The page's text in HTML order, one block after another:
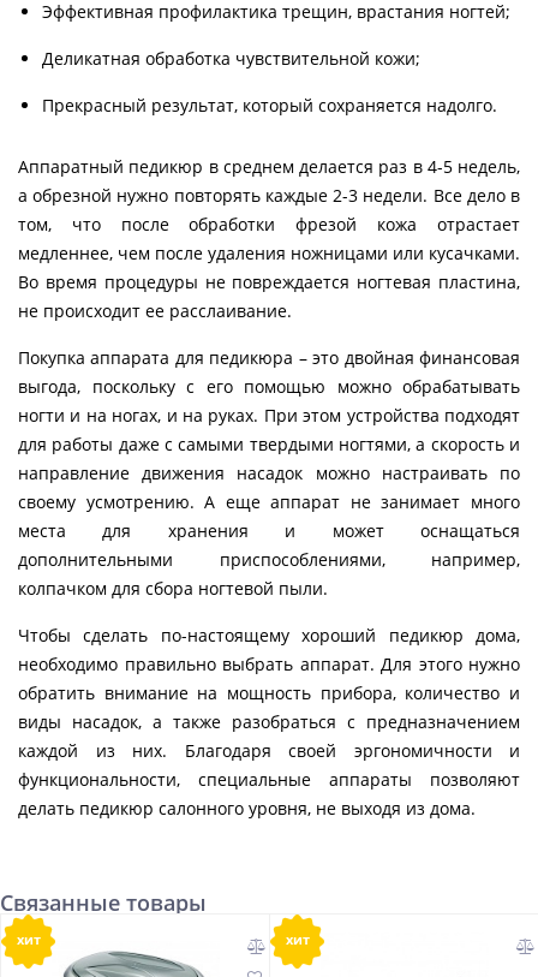
Эффективная профилактика трещин, врастания ногтей;
Деликатная обработка чувствительной кожи;
Прекрасный результат, который сохраняется надолго.
Аппаратный педикюр в среднем делается раз в 4-5 недель,
а обрезной нужно повторять каждые 2-3 недели. Все дело в
том, что после обработки фрезой кожа отрастает
медленнее, чем после удаления ножницами или кусачками.
Во время процедуры не повреждается ногтевая пластина,
не происходит ее расслаивание.
Покупка аппарата для педикюра – это двойная финансовая
выгода, поскольку с его помощью можно обрабатывать
ногти и на ногах, и на руках. При этом устройства подходят
для работы даже с самыми твердыми ногтями, а скорость и
направление движения насадок можно настраивать по
своему усмотрению. А еще аппарат не занимает много
места для хранения и может оснащаться
дополнительными приспособлениями, например,
колпачком для сбора ногтевой пыли.
Чтобы сделать по-настоящему хороший педикюр дома,
необходимо правильно выбрать аппарат. Для этого нужно
обратить внимание на мощность прибора, количество и
виды насадок, а также разобраться с предназначением
каждой из них. Благодаря своей эргономичности и
функциональности, специальные аппараты позволяют
делать педикюр салонного уровня, не выходя из дома.
Связанные товары
хит хит